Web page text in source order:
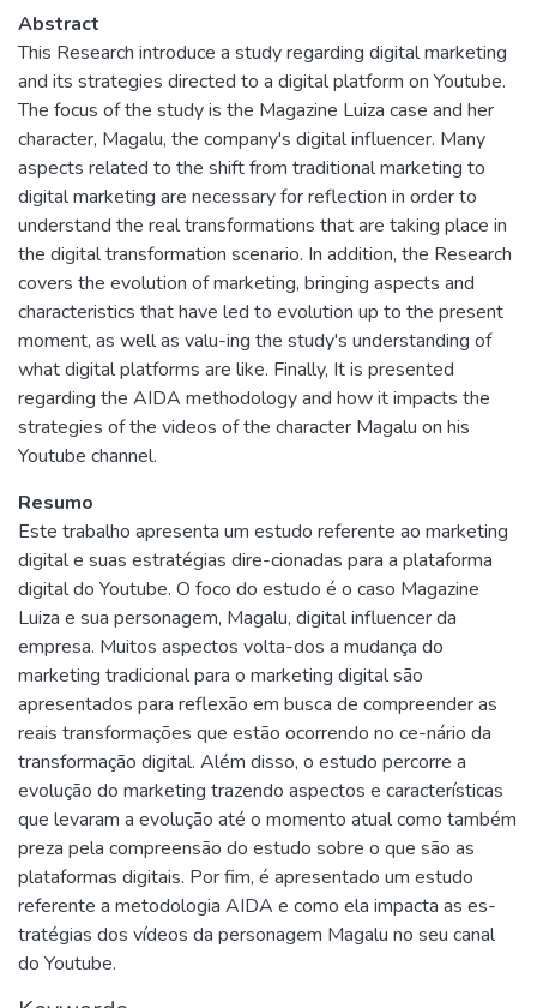
Abstract
This Research introduce a study regarding digital marketing
and its strategies directed to a digital platform on Youtube.
The focus of the study is the Magazine Luiza case and her
character, Magalu, the company's digital influencer. Many
aspects related to the shift from traditional marketing to
digital marketing are necessary for reflection in order to
understand the real transformations that are taking place in
the digital transformation scenario. In addition, the Research
covers the evolution of marketing, bringing aspects and
characteristics that have led to evolution up to the present
moment, as well as valu-ing the study's understanding of
what digital platforms are like. Finally, It is presented
regarding the AIDA methodology and how it impacts the
strategies of the videos of the character Magalu on his
Youtube channel.
Resumo
Este trabalho apresenta um estudo referente ao marketing
digital e suas estratégias dire-cionadas para a plataforma
digital do Youtube. O foco do estudo é o caso Magazine
Luiza e sua personagem, Magalu, digital influencer da
empresa. Muitos aspectos volta-dos a mudança do
marketing tradicional para o marketing digital são
apresentados para reflexão em busca de compreender as
reais transformações que estão ocorrendo no ce-nário da
transformação digital. Além disso, o estudo percorre a
evolução do marketing trazendo aspectos e características
que levaram a evolução até o momento atual como também
preza pela compreensão do estudo sobre o que são as
plataformas digitais. Por fim, é apresentado um estudo
referente a metodologia AIDA e como ela impacta as es-
tratégias dos vídeos da personagem Magalu no seu canal
do Youtube.